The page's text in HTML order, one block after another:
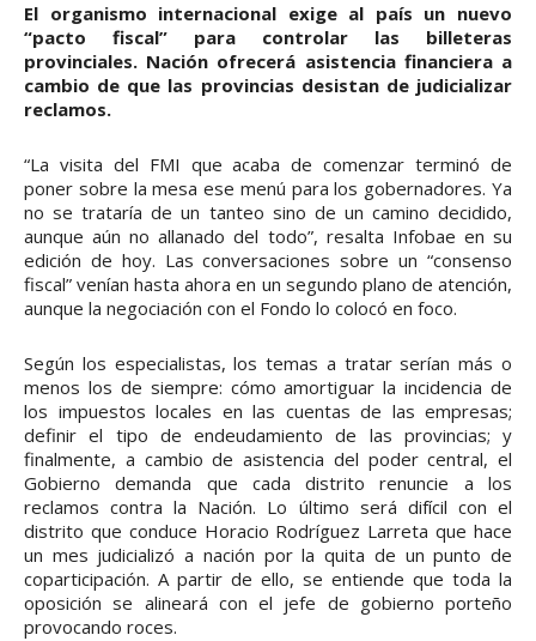
El organismo internacional exige al país un nuevo
“pacto fiscal” para controlar las billeteras
provinciales. Nación ofrecerá asistencia financiera a
cambio de que las provincias desistan de judicializar
reclamos.
“La visita del FMI que acaba de comenzar terminó de
poner sobre la mesa ese menú para los gobernadores. Ya
no se trataría de un tanteo sino de un camino decidido,
aunque aún no allanado del todo”, resalta Infobae en su
edición de hoy. Las conversaciones sobre un “consenso
fiscal” venían hasta ahora en un segundo plano de atención,
aunque la negociación con el Fondo lo colocó en foco.
Según los especialistas, los temas a tratar serían más o
menos los de siempre: cómo amortiguar la incidencia de
los impuestos locales en las cuentas de las empresas;
definir el tipo de endeudamiento de las provincias; y
finalmente, a cambio de asistencia del poder central, el
Gobierno demanda que cada distrito renuncie a los
reclamos contra la Nación. Lo último será difícil con el
distrito que conduce Horacio Rodríguez Larreta que hace
un mes judicializó a nación por la quita de un punto de
coparticipación. A partir de ello, se entiende que toda la
oposición se alineará con el jefe de gobierno porteño
provocando roces.